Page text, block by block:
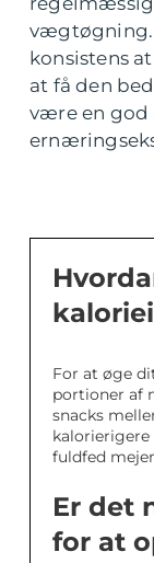
vægtøgning.
konsistens
at få den
være en god
For at øge
portioner af
snacks
kalorierigere
fuldfed
Er det
for at